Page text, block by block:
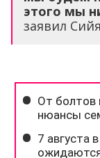
этого мы
заявил